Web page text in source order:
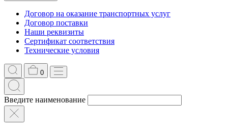
Договор на оказание транспортных услуг
Договор поставки
Наши реквизиты
Сертификат соответствия
Технические условия
0
Введите наименование